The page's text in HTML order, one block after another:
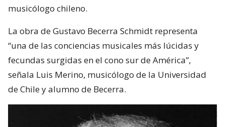
musicólogo chileno.
La obra de Gustavo Becerra Schmidt representa
“una de las conciencias musicales más lúcidas y
fecundas surgidas en el cono sur de América”,
señala Luis Merino, musicólogo de la Universidad
de Chile y alumno de Becerra.